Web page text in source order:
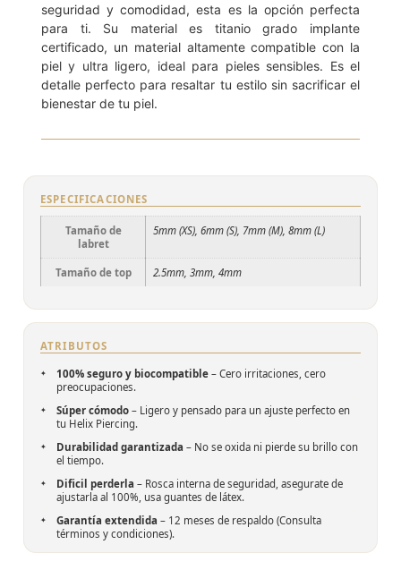
seguridad y comodidad, esta es la opción perfecta
para ti. Su material es titanio grado implante
certificado, un material altamente compatible con la
piel y ultra ligero, ideal para pieles sensibles. Es el
detalle perfecto para resaltar tu estilo sin sacrificar el
bienestar de tu piel.
ESPECIFICACIONES
Tamaño de
labret
5mm (XS), 6mm (S), 7mm (M), 8mm (L)
Tamaño de top 2.5mm, 3mm, 4mm
ATRIBUTOS
100% seguro y biocompatible – Cero irritaciones, cero
preocupaciones.
Súper cómodo – Ligero y pensado para un ajuste perfecto en
tu Helix Piercing.
Durabilidad garantizada – No se oxida ni pierde su brillo con
el tiempo.
Dificil perderla – Rosca interna de seguridad, asegurate de
ajustarla al 100%, usa guantes de látex.
Garantía extendida – 12 meses de respaldo (Consulta
términos y condiciones).